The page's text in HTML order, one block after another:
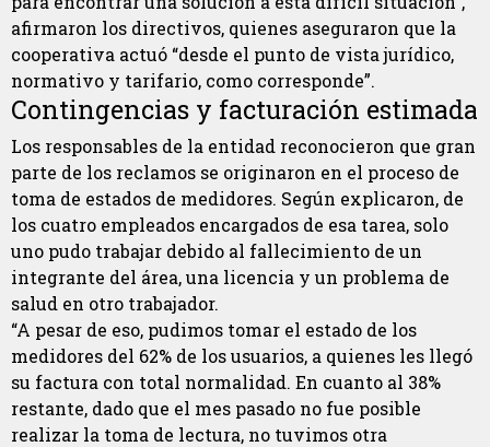
afirmaron los directivos, quienes aseguraron que la
cooperativa actuó “desde el punto de vista jurídico,
normativo y tarifario, como corresponde”.
Contingencias y facturación estimada
Los responsables de la entidad reconocieron que gran
parte de los reclamos se originaron en el proceso de
toma de estados de medidores. Según explicaron, de
los cuatro empleados encargados de esa tarea, solo
uno pudo trabajar debido al fallecimiento de un
integrante del área, una licencia y un problema de
salud en otro trabajador.
“A pesar de eso, pudimos tomar el estado de los
medidores del 62% de los usuarios, a quienes les llegó
su factura con total normalidad. En cuanto al 38%
restante, dado que el mes pasado no fue posible
realizar la toma de lectura, no tuvimos otra